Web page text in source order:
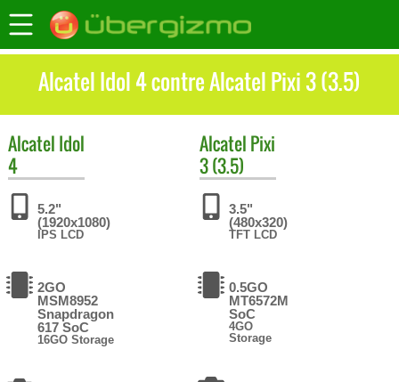
Alcatel Idol 4 contre Alcatel Pixi 3 (3.5)
Alcatel Idol
4
5.2"
(1920x1080)
IPS LCD
2GO
MSM8952
Snapdragon
617 SoC
16GO Storage
Alcatel Pixi
3 (3.5)
3.5"
(480x320)
TFT LCD
0.5GO
MT6572M
SoC
4GO
Storage